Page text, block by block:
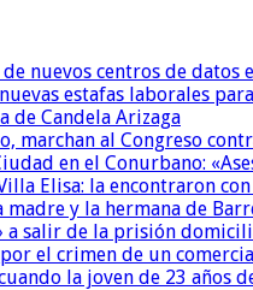
nuevos centros de
estafas laborales
de Candela Arizaga
marchan al Congreso
en el Conurbano:
Elisa: la encontraron
y la hermana de
a salir de la prisión
el crimen de un
la joven de 23 años